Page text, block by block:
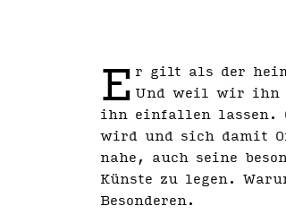
E r gilt als der
Und weil wir ihn
ihn einfallen lassen.
wird und sich damit
nahe, auch seine
Künste zu legen.
Besonderen.